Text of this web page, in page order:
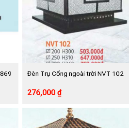
Đèn Trụ Cổng ngoài trời NVT 102
Giá
là:
276,000 ₫Giá
hiện
tại
là:
276,000 ₫.